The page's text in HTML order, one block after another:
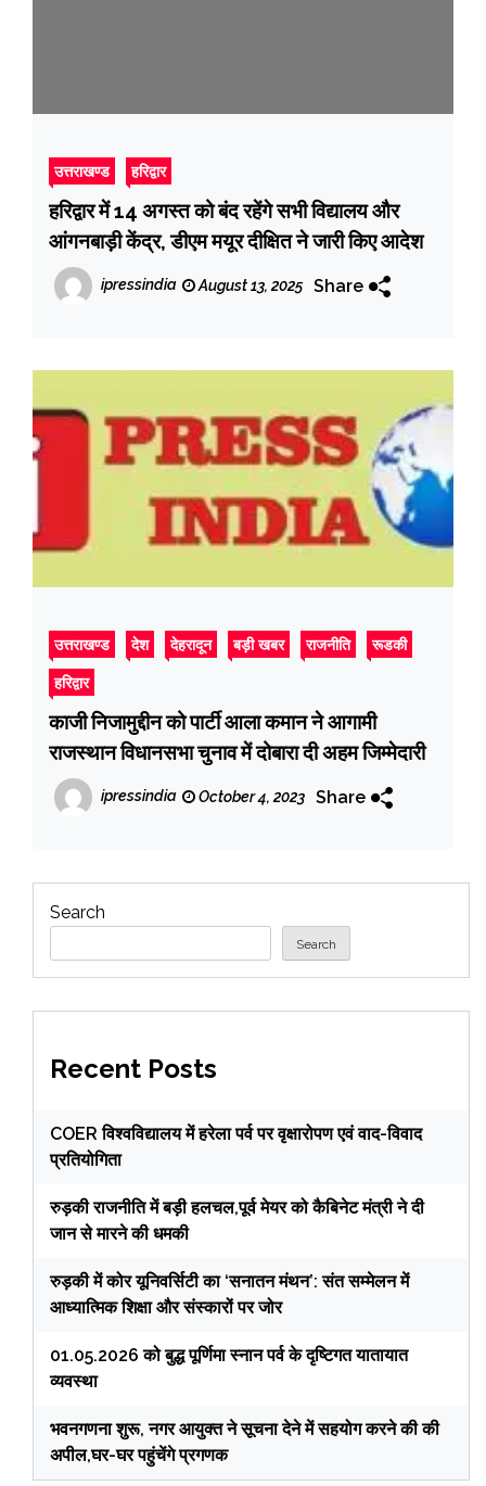
उत्तराखण्ड हरिद्वार
हरिद्वार में 14 अगस्त को बंद रहेंगे सभी विद्यालय और
आंगनबाड़ी केंद्र, डीएम मयूर दीक्षित ने जारी किए आदेश
ipressindia August 13, 2025 Share
उत्तराखण्ड देश देहरादून बड़ी खबर राजनीति रूडकी
हरिद्वार
काजी निजामुद्दीन को पार्टी आला कमान ने आगामी
राजस्थान विधानसभा चुनाव में दोबारा दी अहम जिम्मेदारी
ipressindia October 4, 2023 Share
Search
Search
Recent Posts
COER विश्वविद्यालय में हरेला पर्व पर वृक्षारोपण एवं वाद-विवाद
प्रतियोगिता
रुड़की राजनीति में बड़ी हलचल,पूर्व मेयर को कैबिनेट मंत्री ने दी
जान से मारने की धमकी
रुड़की में कोर यूनिवर्सिटी का ‘सनातन मंथन’: संत सम्मेलन में
आध्यात्मिक शिक्षा और संस्कारों पर जोर
01.05.2026 को बुद्ध पूर्णिमा स्नान पर्व के दृष्टिगत यातायात
व्यवस्था
भवनगणना शुरू, नगर आयुक्त ने सूचना देने में सहयोग करने की की
अपील,घर-घर पहुंचेंगे प्रगणक